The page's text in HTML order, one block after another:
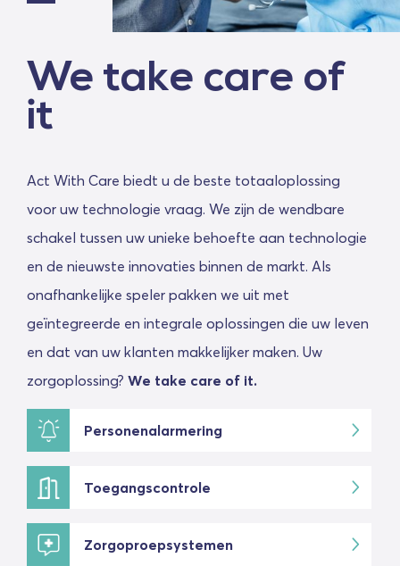
We take care of
it
Act With Care biedt u de beste totaaloplossing
voor uw technologie vraag. We zijn de wendbare
schakel tussen uw unieke behoefte aan technologie
en de nieuwste innovaties binnen de markt. Als
onafhankelijke speler pakken we uit met
geïntegreerde en integrale oplossingen die uw leven
en dat van uw klanten makkelijker maken. Uw
zorgoplossing? We take care of it.
Personenalarmering
Toegangscontrole
Zorgoproepsystemen